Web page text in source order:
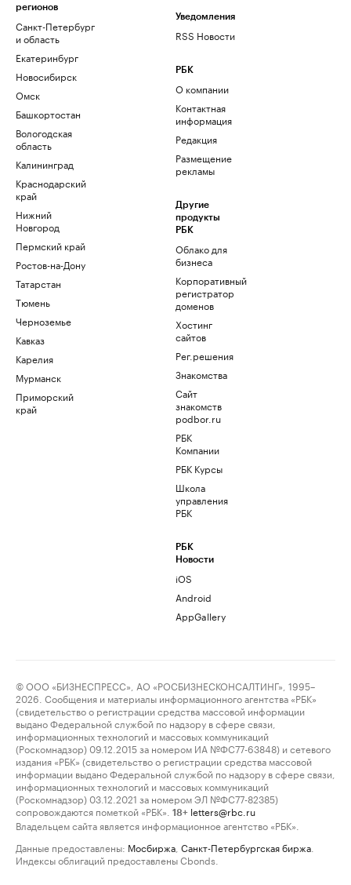
регионов
Санкт-Петербург
и область
Екатеринбург
Новосибирск
Омск
Башкортостан
Вологодская
область
Калининград
Краснодарский
край
Нижний
Новгород
Пермский край
Ростов-на-Дону
Татарстан
Тюмень
Черноземье
Кавказ
Карелия
Мурманск
Приморский
край
Уведомления
RSS Новости
РБК
О компании
Контактная
информация
Редакция
Размещение
рекламы
Другие
продукты
РБК
Облако для
бизнеса
Корпоративный
регистратор
доменов
Хостинг
сайтов
Рег.решения
Знакомства
Сайт
знакомств
podbor.ru
РБК
Компании
РБК Курсы
Школа
управления
РБК
РБК
Новости
iOS
Android
AppGallery
© ООО «БИЗНЕСПРЕСС», АО «РОСБИЗНЕСКОНСАЛТИНГ», 1995–
2026. Сообщения и материалы информационного агентства «РБК»
(свидетельство о регистрации средства массовой информации
выдано Федеральной службой по надзору в сфере связи,
информационных технологий и массовых коммуникаций
(Роскомнадзор) 09.12.2015 за номером ИА №ФС77-63848) и сетевого
издания «РБК» (свидетельство о регистрации средства массовой
информации выдано Федеральной службой по надзору в сфере связи,
информационных технологий и массовых коммуникаций
(Роскомнадзор) 03.12.2021 за номером ЭЛ №ФС77-82385)
сопровождаются пометкой «РБК».
18+ letters@rbc.ru
Владельцем сайта является информационное агентство «РБК».
Данные предоставлены: Мосбиржа Санкт-Петербургская биржа
Индексы облигаций предоставлены Cbonds.